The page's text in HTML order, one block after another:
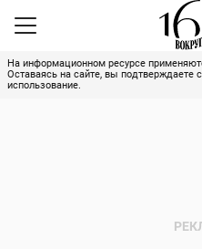
На информационном ресурсе
Оставаясь на сайте, вы подтверждаете
использование.